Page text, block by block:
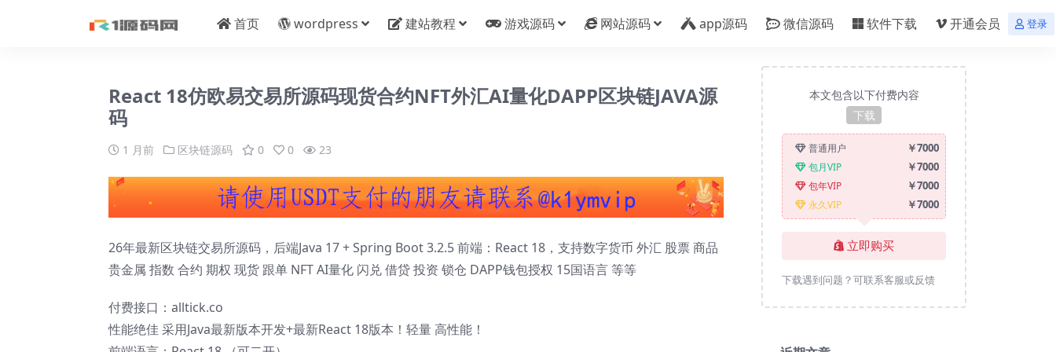
首页 wordpress 建站教程 游戏源码 网站源码 app源码 微信源码 软件下载 开通会员 登录
React 18仿欧易交易所源码现货合约NFT外汇AI量化DAPP区块链JAVA源
码
1 月前 区块链源码 0 0 23
26年最新区块链交易所源码，后端Java 17 + Spring Boot 3.2.5 前端：React 18，支持数字货币 外汇 股票 商品
贵金属 指数 合约 期权 现货 跟单 NFT AI量化 闪兑 借贷 投资 锁仓 DAPP钱包授权 15国语言 等等
付费接口：alltick.co
性能绝佳 采用Java最新版本开发+最新React 18版本！轻量 高性能！
本文包含以下付费内容
下载
普通用户 ￥7000
包月VIP ￥7000
包年VIP ￥7000
永久VIP ￥7000
立即购买
下载遇到问题？可联系客服或反馈